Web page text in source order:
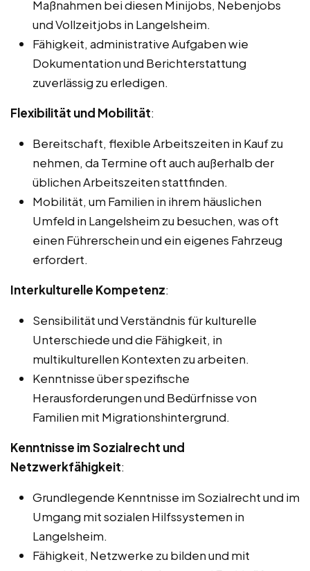
Maßnahmen bei diesen Minijobs, Nebenjobs
und Vollzeitjobs in Langelsheim.
Fähigkeit, administrative Aufgaben wie
Dokumentation und Berichterstattung
zuverlässig zu erledigen.
Flexibilität und Mobilität:
Bereitschaft, flexible Arbeitszeiten in Kauf zu
nehmen, da Termine oft auch außerhalb der
üblichen Arbeitszeiten stattfinden.
Mobilität, um Familien in ihrem häuslichen
Umfeld in Langelsheim zu besuchen, was oft
einen Führerschein und ein eigenes Fahrzeug
erfordert.
Interkulturelle Kompetenz:
Sensibilität und Verständnis für kulturelle
Unterschiede und die Fähigkeit, in
multikulturellen Kontexten zu arbeiten.
Kenntnisse über spezifische
Herausforderungen und Bedürfnisse von
Familien mit Migrationshintergrund.
Kenntnisse im Sozialrecht und
Netzwerkfähigkeit:
Grundlegende Kenntnisse im Sozialrecht und im
Umgang mit sozialen Hilfssystemen in
Langelsheim.
Fähigkeit, Netzwerke zu bilden und mit